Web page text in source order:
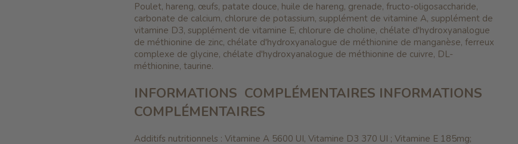
Poulet, hareng, œufs, patate douce, huile de hareng, grenade, fructo-oligosaccharide,
carbonate de calcium, chlorure de potassium, supplément de vitamine A, supplément de
vitamine D3, supplément de vitamine E, chlorure de choline, chélate d'hydroxyanalogue
de méthionine de zinc, chélate d'hydroxyanalogue de méthionine de manganèse, ferreux
complexe de glycine, chélate d'hydroxyanalogue de méthionine de cuivre, DL-
méthionine, taurine.
INFORMATIONS COMPLÉMENTAIRES INFORMATIONS
COMPLÉMENTAIRES
Additifs nutritionnels : Vitamine A 5600 UI, Vitamine D3 370 UI ; Vitamine E 185mg;